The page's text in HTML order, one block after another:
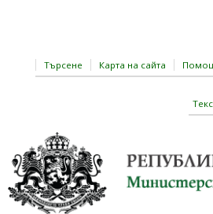
Търсене Карта на сайта